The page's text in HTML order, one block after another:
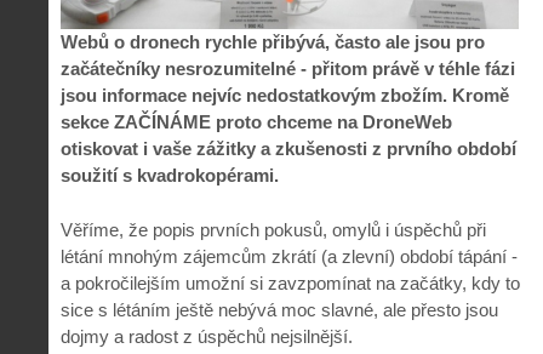
Webů o dronech rychle přibývá, často ale jsou pro
začátečníky nesrozumitelné - přitom právě v téhle fázi
jsou informace nejvíc nedostatkovým zbožím. Kromě
sekce ZAČÍNÁME proto chceme na DroneWeb
otiskovat i vaše zážitky a zkušenosti z prvního období
soužití s kvadrokopérami.
Věříme, že popis prvních pokusů, omylů i úspěchů při
létání mnohým zájemcům zkrátí (a zlevní) období tápání -
a pokročilejším umožní si zavzpomínat na začátky, kdy to
sice s létáním ještě nebývá moc slavné, ale přesto jsou
dojmy a radost z úspěchů nejsilnější.